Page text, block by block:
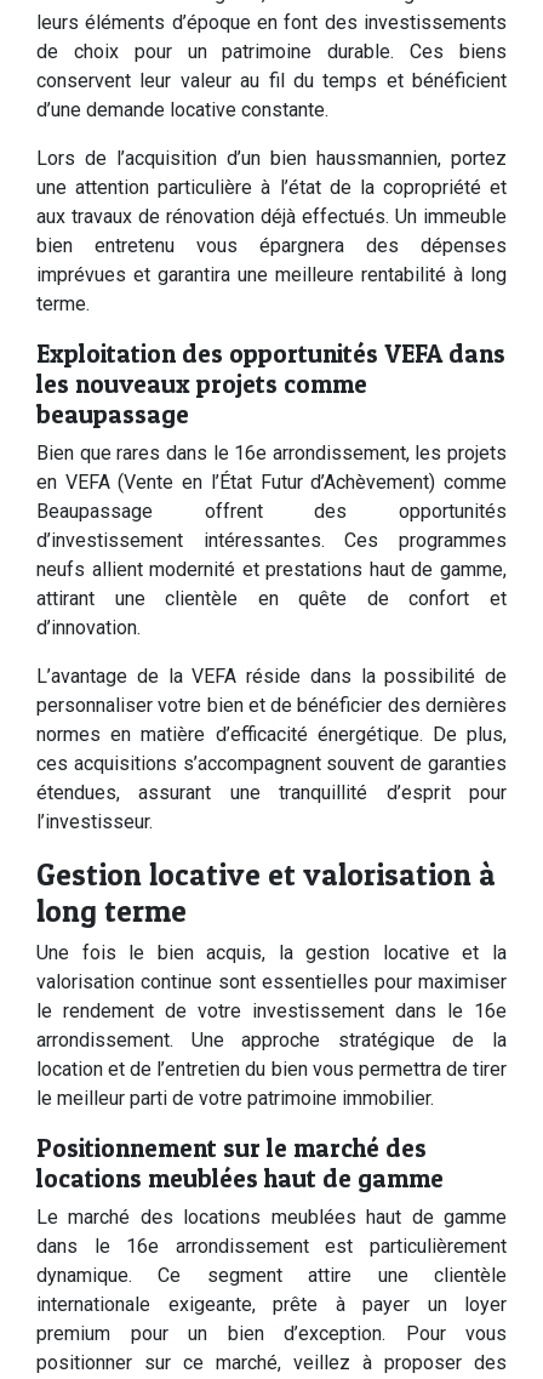
leurs éléments d’époque en font des investissements
de choix pour un patrimoine durable. Ces biens
conservent leur valeur au fil du temps et bénéficient
d’une demande locative constante.
Lors de l’acquisition d’un bien haussmannien, portez
une attention particulière à l’état de la copropriété et
aux travaux de rénovation déjà effectués. Un immeuble
bien entretenu vous épargnera des dépenses
imprévues et garantira une meilleure rentabilité à long
terme.
Exploitation des opportunités VEFA dans
les nouveaux projets comme
beaupassage
Bien que rares dans le 16e arrondissement, les projets
en VEFA (Vente en l’État Futur d’Achèvement) comme
Beaupassage offrent des opportunités
d’investissement intéressantes. Ces programmes
neufs allient modernité et prestations haut de gamme,
attirant une clientèle en quête de confort et
d’innovation.
L’avantage de la VEFA réside dans la possibilité de
personnaliser votre bien et de bénéficier des dernières
normes en matière d’efficacité énergétique. De plus,
ces acquisitions s’accompagnent souvent de garanties
étendues, assurant une tranquillité d’esprit pour
l’investisseur.
Gestion locative et valorisation à
long terme
Une fois le bien acquis, la gestion locative et la
valorisation continue sont essentielles pour maximiser
le rendement de votre investissement dans le 16e
arrondissement. Une approche stratégique de la
location et de l’entretien du bien vous permettra de tirer
le meilleur parti de votre patrimoine immobilier.
Positionnement sur le marché des
locations meublées haut de gamme
Le marché des locations meublées haut de gamme
dans le 16e arrondissement est particulièrement
dynamique. Ce segment attire une clientèle
internationale exigeante, prête à payer un loyer
premium pour un bien d’exception. Pour vous
positionner sur ce marché, veillez à proposer des